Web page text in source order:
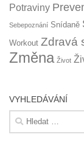
Potraviny
Sebepoznání Snídaně
Workout Zdravá
Změna Život
VYHLEDÁVÁNÍ
Vyhledávání